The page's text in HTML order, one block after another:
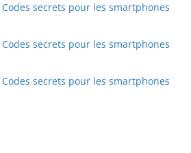
Codes secrets pour les smartphones
Codes secrets pour les smartphones
Codes secrets pour les smartphones